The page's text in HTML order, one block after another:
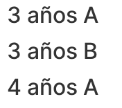
3 años A
3 años B
4 años A